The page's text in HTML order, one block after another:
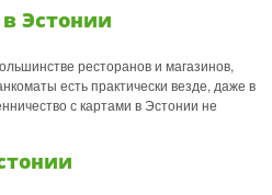
Эстонии
ресторанов и магазинов,
есть практически везде, даже в
с картами в Эстонии не